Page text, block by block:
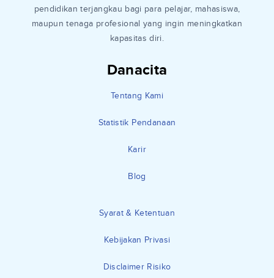
Danacita
Tentang Kami
Statistik Pendanaan
Karir
Blog
Syarat & Ketentuan
Kebijakan Privasi
Disclaimer Risiko
pendidikan terjangkau bagi para pelajar, mahasiswa,
maupun tenaga profesional yang ingin meningkatkan
kapasitas diri.